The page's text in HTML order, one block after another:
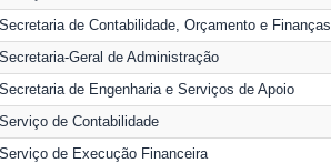
Secretaria de Contabilidade, Orçamento e Finanças
Secretaria-Geral de Administração
Secretaria de Engenharia e Serviços de Apoio
Serviço de Contabilidade
Serviço de Execução Financeira